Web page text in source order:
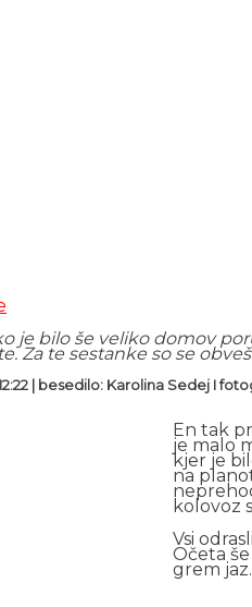
je bilo še veliko domov
Za te sestanke so se
| besedilo: Karolina Sedej I
En tak
je malo
kjer je
na
kolovoz
Vsi
Očeta
grem jaz.